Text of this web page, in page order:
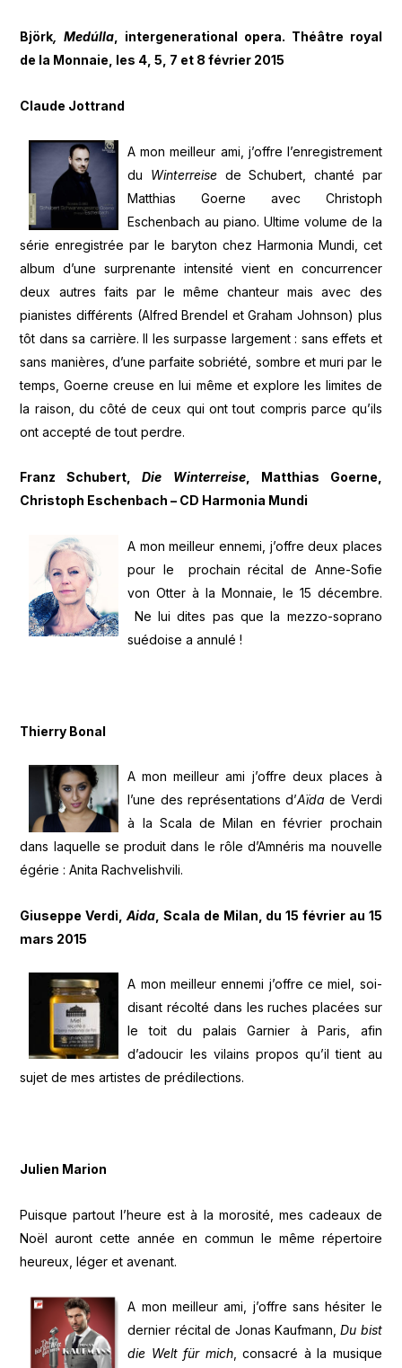
Björk , Medúlla , intergenerational opera. Théâtre royal
de la Monnaie, les 4, 5, 7 et 8 février 2015
Claude Jottrand
A mon meilleur ami, j’offre l’enregistrement
du Winterreise de Schubert, chanté par
Matthias Goerne avec Christoph
Eschenbach au piano. Ultime volume de la
série enregistrée par le baryton chez Harmonia Mundi, cet
album d’une surprenante intensité vient en concurrencer
deux autres faits par le même chanteur mais avec des
pianistes différents (Alfred Brendel et Graham Johnson) plus
tôt dans sa carrière. Il les surpasse largement : sans effets et
sans manières, d’une parfaite sobriété, sombre et muri par le
temps, Goerne creuse en lui même et explore les limites de
la raison, du côté de ceux qui ont tout compris parce qu’ils
ont accepté de tout perdre.
Franz Schubert,Die Winterreise, Matthias Goerne,
Christoph Eschenbach – CD Harmonia Mundi
A mon meilleur ennemi, j’offre deux places
pour le prochain récital de Anne-Sofie
von Otter à la Monnaie, le 15 décembre.
Ne lui dites pas que la mezzo-soprano
suédoise a annulé !
Thierry Bonal
A mon meilleur ami j’offre deux places à
l’une des représentations d’Aïdade Verdi
à la Scala de Milan en février prochain
dans laquelle se produit dans le rôle d’Amnéris ma nouvelle
égérie : Anita Rachvelishvili.
Giuseppe Verdi,Aida , Scala de Milan, du 15 février au 15
mars 2015
A mon meilleur ennemi j’offre ce miel, soi-
disant récolté dans les ruches placées sur
le toit du palais Garnier à Paris, afin
d’adoucir les vilains propos qu’il tient au
sujet de mes artistes de prédilections.
Julien Marion
Puisque partout l’heure est à la morosité, mes cadeaux de
Noël auront cette année en commun le même répertoire
heureux, léger et avenant.
A mon meilleur ami, j’offre sans hésiter le
dernier récital de Jonas Kaufmann,Du bist
die Welt für mich, consacré à la musique